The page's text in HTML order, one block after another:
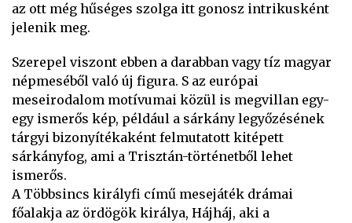
az ott még hűséges szolga itt gonosz intrikusként
jelenik meg.
Szerepel viszont ebben a darabban vagy tíz magyar
népmeséből való új figura. S az európai
meseirodalom motívumai közül is megvillan egy-
egy ismerős kép, például a sárkány legyőzésének
tárgyi bizonyítékaként felmutatott kitépett
sárkányfog, ami a Trisztán-történetből lehet
ismerős.
A Többsincs királyfi című mesejáték drámai
főalakja az ördögök királya, Hájháj, aki a